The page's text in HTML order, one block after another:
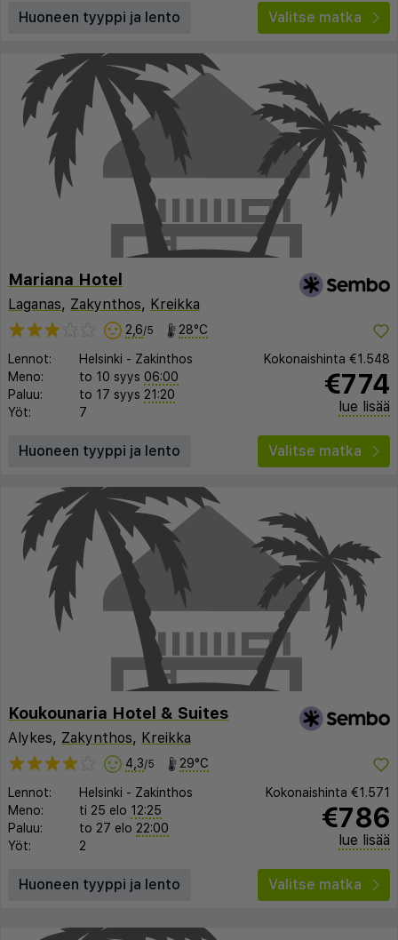
Huoneen tyyppi ja lento Valitse matka
Mariana Hotel
Laganas, Zakynthos, Kreikka
2,6/5 28°C
Lennot: Helsinki - Zakinthos
Meno:
to 10 syys 06:00
Paluu:
to 17 syys 21:20
Yöt:
7
Kokonaishinta €1.548
€774
lue lisää
Huoneen tyyppi ja lento Valitse matka
Koukounaria Hotel & Suites
Alykes, Zakynthos, Kreikka
4,3/5 29°C
Lennot: Helsinki - Zakinthos
Meno:
ti 25 elo 12:25
Paluu:
to 27 elo 22:00
Yöt:
2
Kokonaishinta €1.571
€786
lue lisää
Huoneen tyyppi ja lento Valitse matka